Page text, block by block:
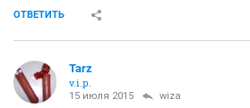
ОТВЕТИТЬ
Tarz
v.i.p.
15 июля 2015 wiza